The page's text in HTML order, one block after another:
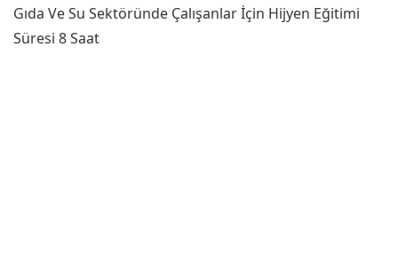
Gıda Ve Su Sektöründe Çalışanlar İçin Hijyen Eğitimi
Süresi 8 Saat